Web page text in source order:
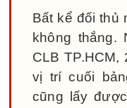
Bất kể đối thủ
không thắng.
CLB
vị trí cuối
cũng lấy